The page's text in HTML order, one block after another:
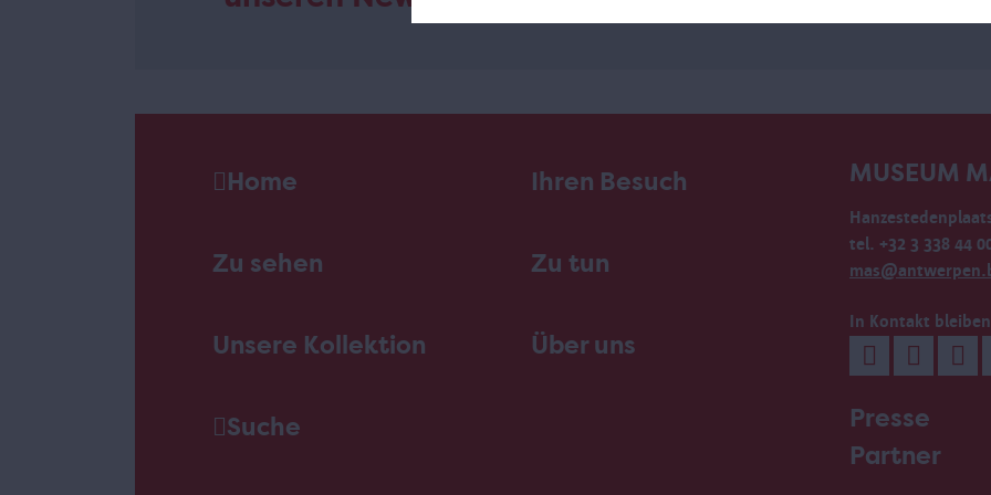
Home Ihren Besuch
Zu sehen Zu tun
Unsere Kollektion Über uns
Suche
MUSEUM
tel. +32 3 338 44
In Kontakt bleiben
Presse
Partner